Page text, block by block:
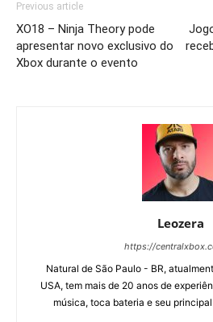
Previous article
XO18 – Ninja Theory pode
apresentar novo exclusivo do
Xbox durante o evento
Leozera
https://
Natural de São Paulo - BR,
USA, tem mais de 20 anos de
música, toca bateria e seu